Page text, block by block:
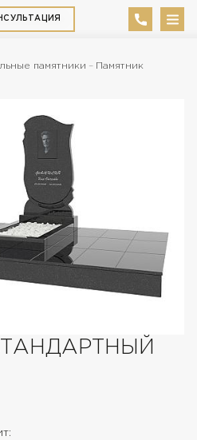
памятники
Памятник